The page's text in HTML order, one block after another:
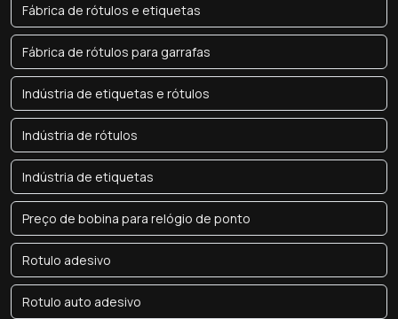
Fábrica de rótulos e etiquetas
Fábrica de rótulos para garrafas
Indústria de etiquetas e rótulos
Indústria de rótulos
Indústria de etiquetas
Preço de bobina para relógio de ponto
Rotulo adesivo
Rotulo auto adesivo